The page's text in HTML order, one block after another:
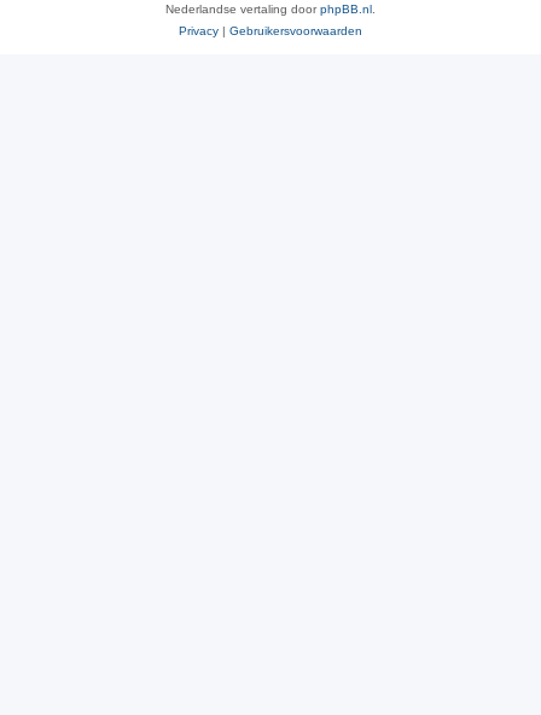
Nederlandse vertaling doorphpBB.nl
Privacy | Gebruikersvoorwaarden